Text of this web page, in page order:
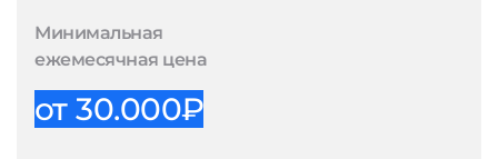
Минимальная
ежемесячная цена
от 30.000₽